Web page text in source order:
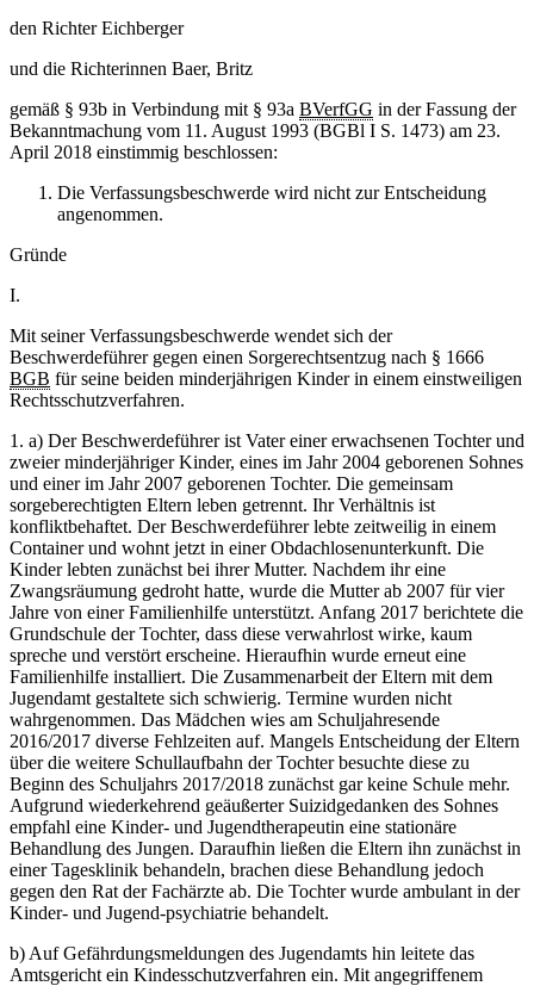
den Richter Eichberger
und die Richterinnen Baer, Britz
gemäß § 93b in Verbindung mit § 93a BVerfGG in der Fassung der
Bekanntmachung vom 11. August 1993 (BGBl I S. 1473) am 23.
April 2018 einstimmig beschlossen:
Die Verfassungsbeschwerde wird nicht zur Entscheidung
angenommen.
Gründe
I.
Mit seiner Verfassungsbeschwerde wendet sich der
Beschwerdeführer gegen einen Sorgerechtsentzug nach § 1666
BGB für seine beiden minderjährigen Kinder in einem einstweiligen
Rechtsschutzverfahren.
1. a) Der Beschwerdeführer ist Vater einer erwachsenen Tochter und
zweier minderjähriger Kinder, eines im Jahr 2004 geborenen Sohnes
und einer im Jahr 2007 geborenen Tochter. Die gemeinsam
sorgeberechtigten Eltern leben getrennt. Ihr Verhältnis ist
konfliktbehaftet. Der Beschwerdeführer lebte zeitweilig in einem
Container und wohnt jetzt in einer Obdachlosenunterkunft. Die
Kinder lebten zunächst bei ihrer Mutter. Nachdem ihr eine
Zwangsräumung gedroht hatte, wurde die Mutter ab 2007 für vier
Jahre von einer Familienhilfe unterstützt. Anfang 2017 berichtete die
Grundschule der Tochter, dass diese verwahrlost wirke, kaum
spreche und verstört erscheine. Hieraufhin wurde erneut eine
Familienhilfe installiert. Die Zusammenarbeit der Eltern mit dem
Jugendamt gestaltete sich schwierig. Termine wurden nicht
wahrgenommen. Das Mädchen wies am Schuljahresende
2016/2017 diverse Fehlzeiten auf. Mangels Entscheidung der Eltern
über die weitere Schullaufbahn der Tochter besuchte diese zu
Beginn des Schuljahrs 2017/2018 zunächst gar keine Schule mehr.
Aufgrund wiederkehrend geäußerter Suizidgedanken des Sohnes
empfahl eine Kinder- und Jugendtherapeutin eine stationäre
Behandlung des Jungen. Daraufhin ließen die Eltern ihn zunächst in
einer Tagesklinik behandeln, brachen diese Behandlung jedoch
gegen den Rat der Fachärzte ab. Die Tochter wurde ambulant in der
Kinder- und Jugend-psychiatrie behandelt.
b) Auf Gefährdungsmeldungen des Jugendamts hin leitete das
Amtsgericht ein Kindesschutzverfahren ein. Mit angegriffenem